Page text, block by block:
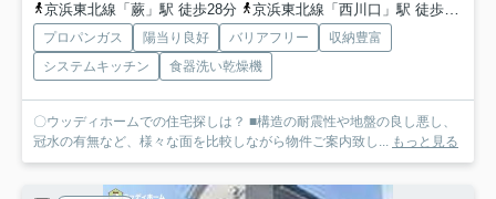
京浜東北線「蕨」駅 徒歩28分
京浜東北線「西川口」駅 徒歩33分
プロパンガス 陽当り良好 バリアフリー
収納豊富
システムキッチン
食器洗い乾燥機
〇ウッディホームでの住宅探しは？ ■構造の耐震性や地盤の良し悪し、
冠水の有無など、様々な面を比較しながら物件ご案内致し... もっと見る